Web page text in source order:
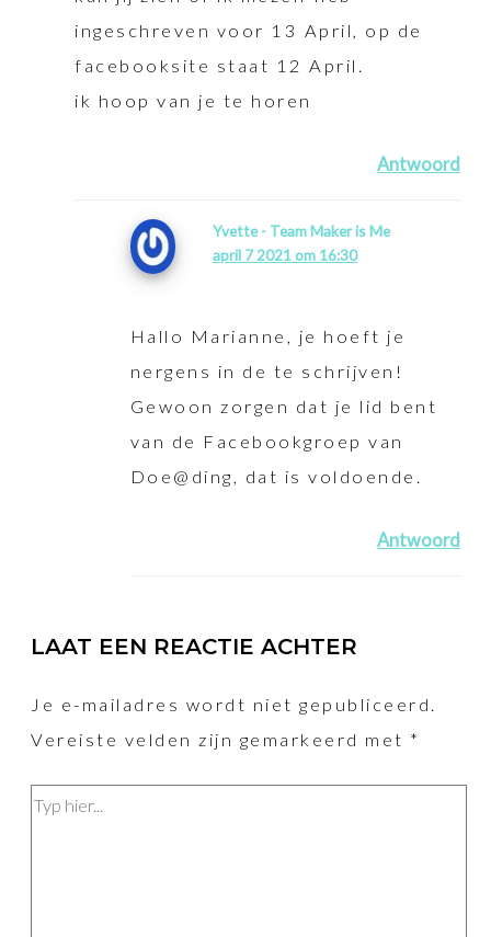
ingeschreven voor 13 April, op de
facebooksite staat 12 April.
ik hoop van je te horen
Antwoord
Yvette - Team Maker is Me
april 7 2021 om 16:30
Hallo Marianne, je hoeft je
nergens in de te schrijven!
Gewoon zorgen dat je lid bent
van de Facebookgroep van
Doe@ding, dat is voldoende.
Antwoord
LAAT EEN REACTIE ACHTER
Je e-mailadres wordt niet gepubliceerd.
Vereiste velden zijn gemarkeerd met *
Typ